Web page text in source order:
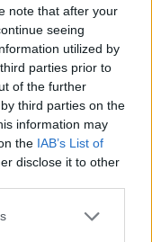
note that after your
seeing
utilized by
parties prior to
of the further
third parties on the
information may
the IAB’s List of
disclose it to other
miatt
és emiatt
Fesztre tervezett
oldalán